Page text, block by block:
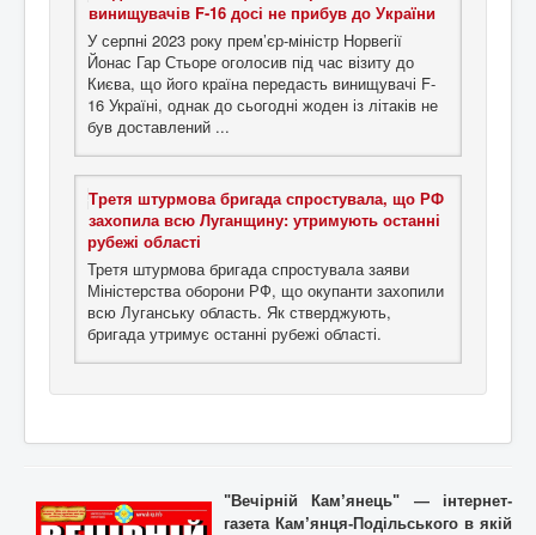
винищувачів F-16 досі не прибув до України
У серпні 2023 року прем’єр-міністр Норвегії
Йонас Гар Стьоре оголосив під час візиту до
Києва, що його країна передасть винищувачі F-
16 Україні, однак до сьогодні жоден із літаків не
був доставлений ...
Третя штурмова бригада спростувала, що РФ
захопила всю Луганщину: утримують останні
рубежі області
Третя штурмова бригада спростувала заяви
Міністерства оборони РФ, що окупанти захопили
всю Луганську область. Як стверджують,
бригада утримує останні рубежі області.
"Вечірній Кам’янець" — інтернет-
газета Кам’янця-Подільського в якій